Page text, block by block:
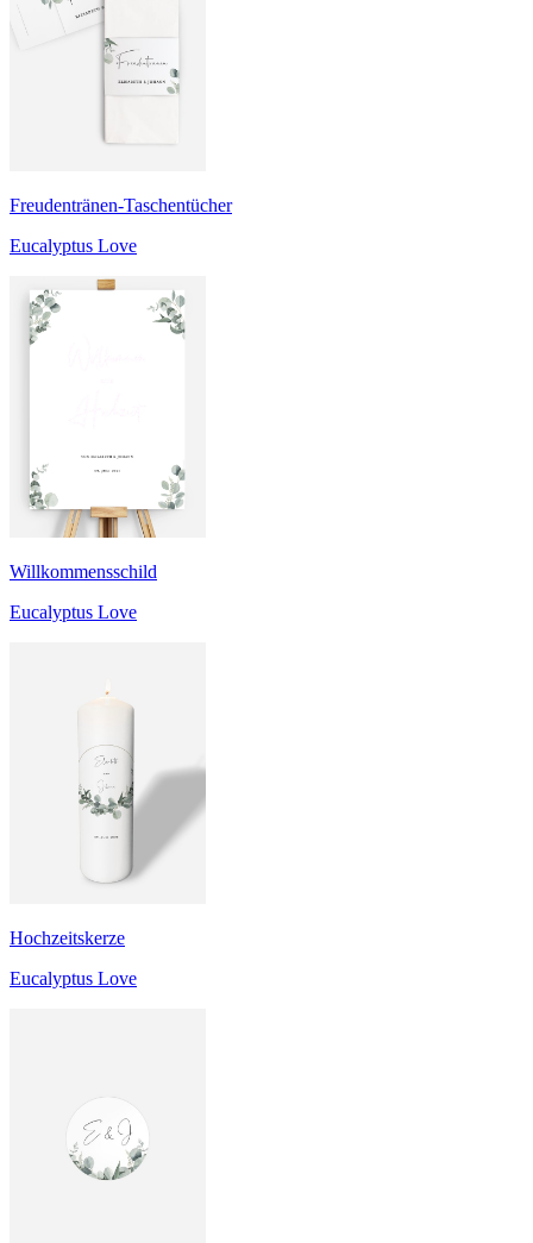
Freudentränen-Taschentücher
Eucalyptus Love
Willkommensschild
Eucalyptus Love
Hochzeitskerze
Eucalyptus Love